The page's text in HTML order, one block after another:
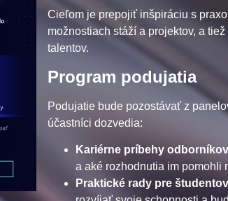
Cieľom je prepojiť inšpiráciu s
možnostiach stáží a projektov, a
talentov.
Program podujatia
Podujatie bude pozostávať z
účastníci dozvedia:
Kariérne príbehy
a aké rozhodnutia im pomohli
Praktické rady pre